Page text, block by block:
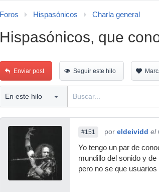
Foros Hispasónicos Charla general
Hispasónicos, que
Enviar post Seguir este hilo
#151 por eldeividd el
Yo tengo un par de
mundillo del sonido y
pero no se que usuarios